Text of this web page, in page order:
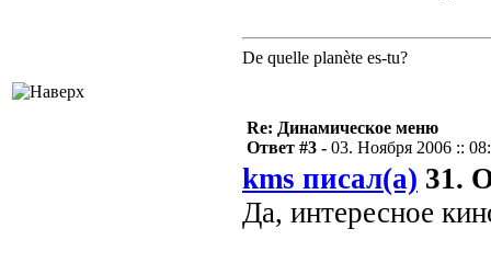
De quelle planète es-tu?
Re: Динамическое меню
Ответ #3 - 03. Ноября 2006 ::
kms писал(а) 31.
Да, интересное